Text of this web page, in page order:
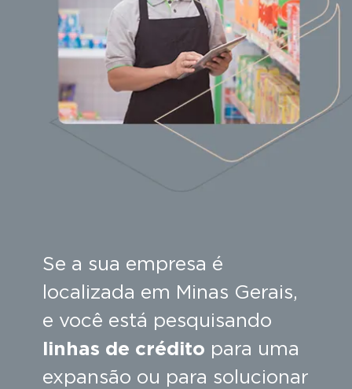
Se a sua empresa é
localizada em Minas Gerais,
e você está pesquisando
linhas de crédito para uma
expansão ou para solucionar